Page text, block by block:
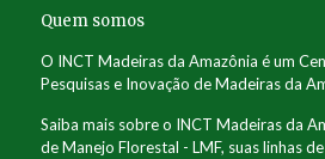
Quem somos
O INCT Madeiras da Amazônia é um
Pesquisas e Inovação de Madeiras da
Saiba mais sobre o INCT Madeiras da
de Manejo Florestal - LMF, suas linhas